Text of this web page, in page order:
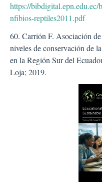
https://
nfibios-reptiles2011.pdf
60. Carrión F. Asociación
niveles de conservación de
en la Región Sur del
Loja; 2019.